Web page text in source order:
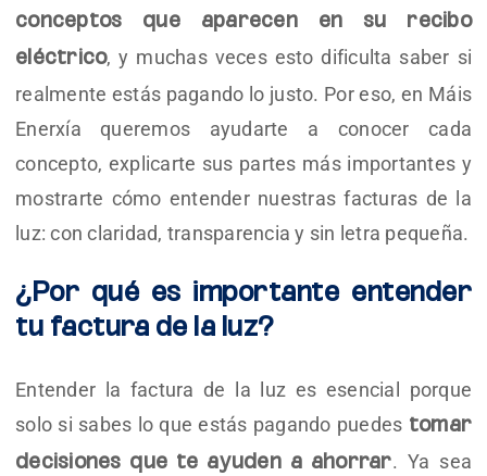
conceptos que aparecen en su recibo
eléctrico, y muchas veces esto dificulta saber si
realmente estás pagando lo justo. Por eso, en Máis
Enerxía queremos ayudarte a conocer cada
concepto, explicarte sus partes más importantes y
mostrarte cómo entender nuestras facturas de la
luz: con claridad, transparencia y sin letra pequeña.
¿Por qué es importante entender
tu factura de la luz?
Entender la factura de la luz es esencial porque
solo si sabes lo que estás pagando puedes tomar
decisiones que te ayuden a ahorrar. Ya sea